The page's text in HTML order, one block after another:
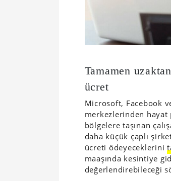
Tamamen
ücret
Microsoft, Facebook
merkezlerinden hayat
bölgelere taşınan
daha küçük çaplı
ücreti ödeyeceklerini
maaşında kesintiye
değerlendirebileceği